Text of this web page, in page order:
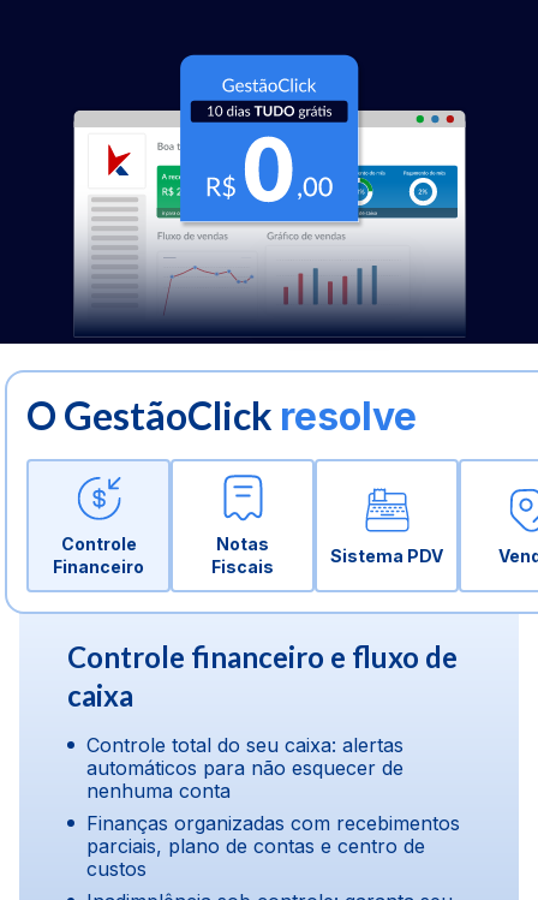
O GestãoClick resolve
Controle
Financeiro
Notas
Fiscais
Sistema PDV
Controle financeiro e fluxo de
caixa
Controle total do seu caixa: alertas
automáticos para não esquecer de
nenhuma conta
Finanças organizadas com recebimentos
parciais, plano de contas e centro de
custos